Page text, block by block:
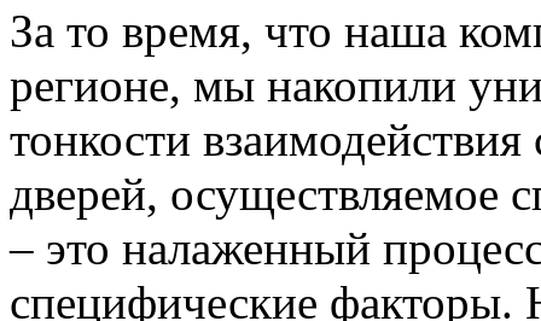
За то время, что наша
регионе, мы накопили
тонкости
дверей, осуществляемое
– это налаженный
специфические